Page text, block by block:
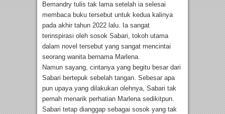
Bemandry tulis tak lama setelah ia selesai
membaca buku tersebut untuk kedua kalinya
pada akhir tahun 2022 lalu. Ia sangat
terinspirasi oleh sosok Sabari, tokoh utama
dalam novel tersebut yang sangat mencintai
seorang wanita bernama Marlena.
Namun sayang, cintanya yang begitu besar dari
Sabari bertepuk sebelah tangan. Sebesar apa
pun upaya yang dilakukan olehnya, Sabari tak
pernah menarik perhatian Marlena sedikitpun.
Sabari tetap dianggap sebagai sosok yang tak